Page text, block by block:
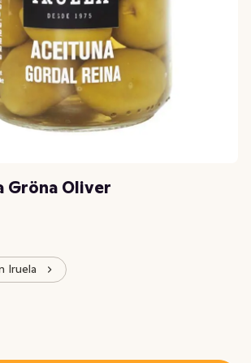
Gröna Oliver
Iruela
49,17 kr
/kg